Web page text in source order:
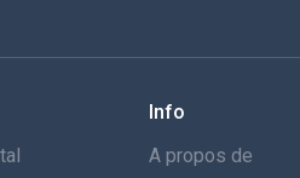
Info
A propos de